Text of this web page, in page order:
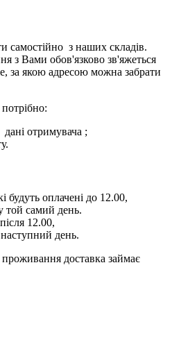
самостійно з наших складів.
з Вами обов'язково зв'яжеться
за якою адресою можна забрати
отримувача ;
будуть оплачені до 12.00,
той самий день.
12.00,
день.
доставка займає